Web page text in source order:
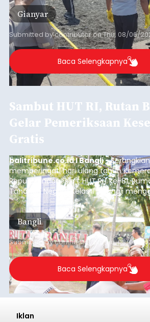
Gianyar
Submitted bycontributoronThu, 08/06/
Baca Selengkapnya
Sambut HUT RI, Rutan
Gelar Pemeriksaan
Gratis
balitribune.co.id I Bangli -Serangkian
memperingati hari ulang tahun
Republik Indonesia ( HUT RI) ke-81,
Tahanan Negara Kelas II B Bangli
kegiatan pemeriksaan kesehatan
(6/8/2026).
Bangli
Submitted bycontributor Thu, 08/06/
Baca Selengkapnya
Iklan